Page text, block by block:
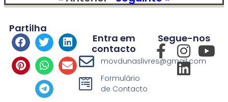
Partilha
Entra em
contacto
movdunaslivres@gmail.com
Formulário
de Contacto
Segue-nos